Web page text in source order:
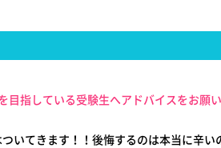
目指している受験生へアドバイスをお願い
いてきます！！後悔するのは本当に辛